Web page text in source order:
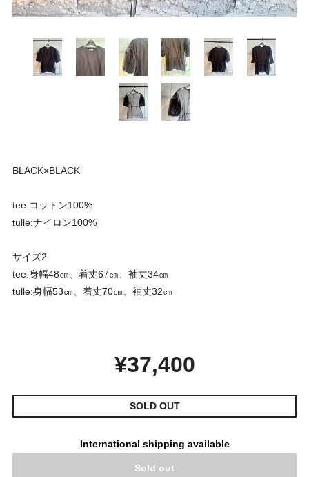
BLACK×BLACK
tee:コットン100%
tulle:ナイロン100%
サイズ2
tee:身幅48㎝、着丈67㎝、袖丈34㎝
tulle:身幅53㎝、着丈70㎝、袖丈32㎝
¥37,400
SOLD OUT
International shipping available
Sold out